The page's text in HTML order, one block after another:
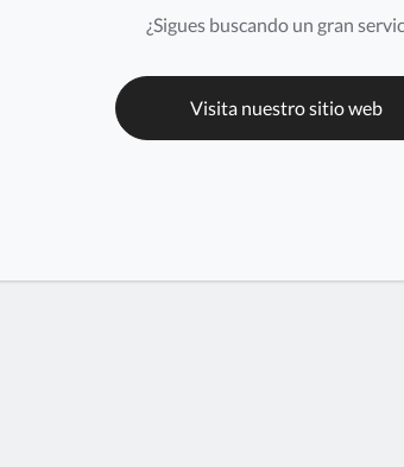
¿Sigues buscando un gran
Visita nuestro sitio web